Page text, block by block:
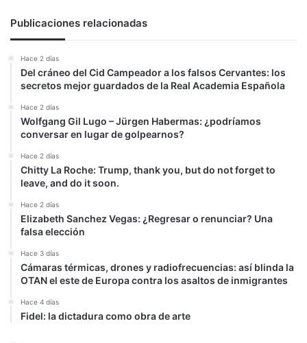
Publicaciones relacionadas
Hace 2 días
Del cráneo del Cid Campeador a los falsos Cervantes: los
secretos mejor guardados de la Real Academia Española
Hace 2 días
Wolfgang Gil Lugo – Jürgen Habermas: ¿podríamos
conversar en lugar de golpearnos?
Hace 2 días
Chitty La Roche: Trump, thank you, but do not forget to
leave, and do it soon.
Hace 2 días
Elizabeth Sanchez Vegas: ¿Regresar o renunciar? Una
falsa elección
Hace 3 días
Cámaras térmicas, drones y radiofrecuencias: así blinda la
OTAN el este de Europa contra los asaltos de inmigrantes
Hace 4 días
Fidel: la dictadura como obra de arte